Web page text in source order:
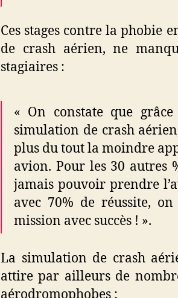
Ces stages contre la phobie
de crash aérien, ne
stagiaires :
« On constate que
simulation de crash
plus du tout la moindre
avion. Pour les 30 autres
jamais pouvoir prendre
avec 70% de réussite,
mission avec succès ! ».
La simulation de crash
attire par ailleurs de
aérodromophobes :